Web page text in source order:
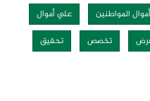
المواطنين
علي أموال
تخصص
تحقيق
شركة الاتحاد العربي للنقل البري